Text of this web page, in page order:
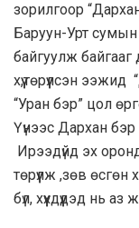
зорилгоор
Баруун-Урт
байгуулж байгааг
хүү,төрүүлсэн
“Уран бэр” цол
Үүнээс Дархан
Ирээдүйд эх
төрүүлж ,зөв өсгөн
бүл, хүүхдүүдэд нь